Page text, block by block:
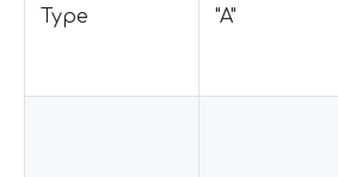
Type "A"